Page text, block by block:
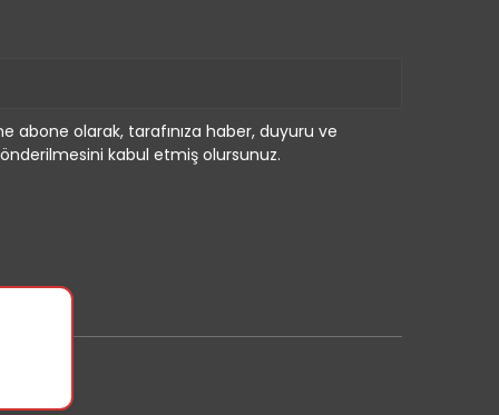
abone olarak, tarafınıza haber, duyuru ve
kabul etmiş olursunuz.